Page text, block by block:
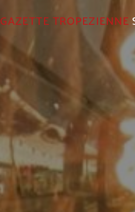
GAZETTE TROPEZIENNE